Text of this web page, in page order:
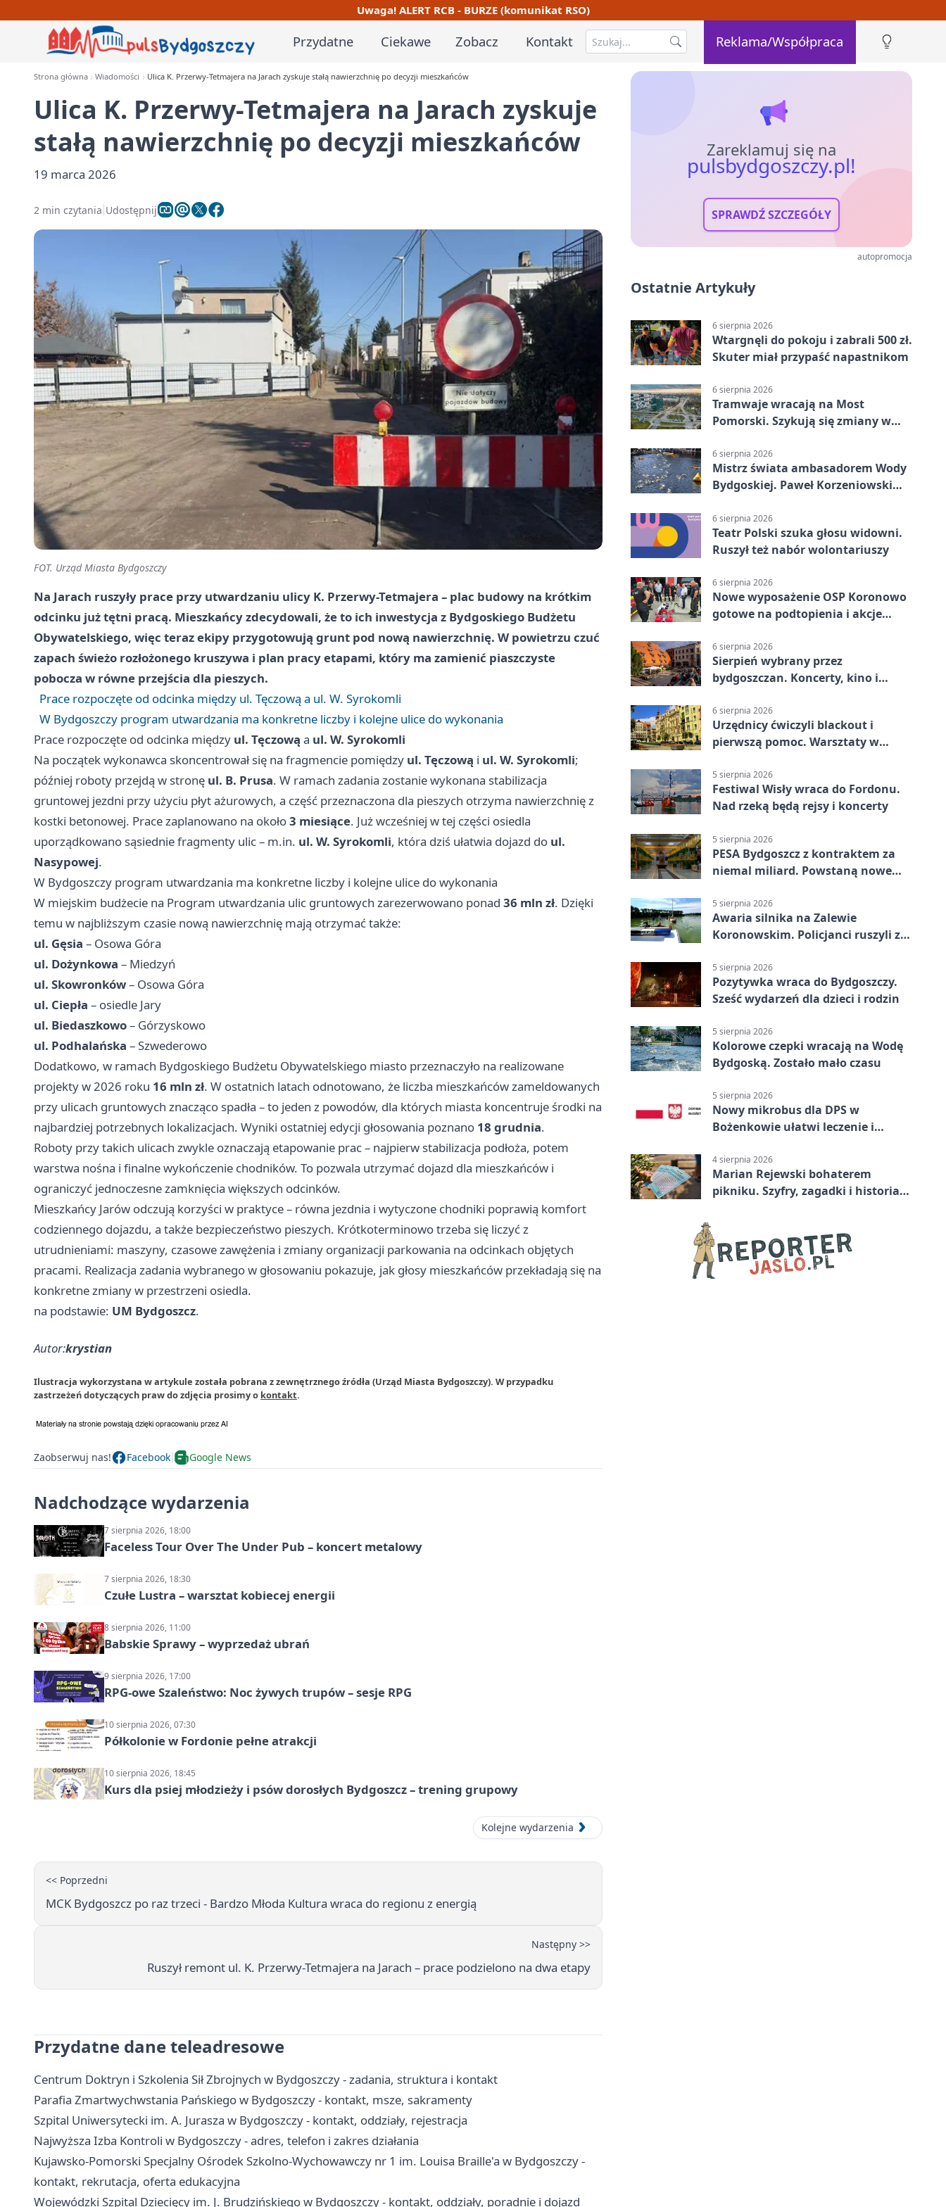
Uwaga! ALERT RCB - BURZE (komunikat RSO)
Przydatne Ciekawe Zobacz Kontakt Reklama/Współpraca
Strona główna Wiadomości Ulica K. Przerwy-Tetmajera na Jarach zyskuje stałą nawierzchnię po decyzji mieszkańców
Ulica K. Przerwy-Tetmajera na Jarach zyskuje
stałą nawierzchnię po decyzji mieszkańców
19 marca 2026
2 min czytania Udostępnij
FOT. Urząd Miasta Bydgoszczy
Na Jarach ruszyły prace przy utwardzaniu ulicy K. Przerwy-Tetmajera – plac budowy na krótkim
odcinku już tętni pracą. Mieszkańcy zdecydowali, że to ich inwestycja z Bydgoskiego Budżetu
Obywatelskiego, więc teraz ekipy przygotowują grunt pod nową nawierzchnię. W powietrzu czuć
zapach świeżo rozłożonego kruszywa i plan pracy etapami, który ma zamienić piaszczyste
pobocza w równe przejścia dla pieszych.
Prace rozpoczęte od odcinka między ul. Tęczową a ul. W. Syrokomli
W Bydgoszczy program utwardzania ma konkretne liczby i kolejne ulice do wykonania
Prace rozpoczęte od odcinka między ul. Tęczową a ul. W. Syrokomli
Na początek wykonawca skoncentrował się na fragmencie pomiędzy ul. Tęczową i ul. W. Syrokomli;
później roboty przejdą w stronę ul. B. Prusa. W ramach zadania zostanie wykonana stabilizacja
gruntowej jezdni przy użyciu płyt ażurowych, a część przeznaczona dla pieszych otrzyma nawierzchnię z
kostki betonowej. Prace zaplanowano na około3 miesiące. Już wcześniej w tej części osiedla
uporządkowano sąsiednie fragmenty ulic – m.in. ul. W. Syrokomli, która dziś ułatwia dojazd do ul.
Nasypowej.
W Bydgoszczy program utwardzania ma konkretne liczby i kolejne ulice do wykonania
W miejskim budżecie na Program utwardzania ulic gruntowych zarezerwowano ponad 36 mln zł. Dzięki
temu w najbliższym czasie nową nawierzchnię mają otrzymać także:
ul. Gęsia – Osowa Góra
ul. Dożynkowa – Miedzyń
ul. Skowronków– Osowa Góra
ul. Ciepła – osiedle Jary
ul. Biedaszkowo– Górzyskowo
ul. Podhalańska – Szwederowo
Dodatkowo, w ramach Bydgoskiego Budżetu Obywatelskiego miasto przeznaczyło na realizowane
projekty w 2026 roku 16 mln zł. W ostatnich latach odnotowano, że liczba mieszkańców zameldowanych
przy ulicach gruntowych znacząco spadła – to jeden z powodów, dla których miasta koncentruje środki na
najbardziej potrzebnych lokalizacjach. Wyniki ostatniej edycji głosowania poznano 18 grudnia.
Roboty przy takich ulicach zwykle oznaczają etapowanie prac – najpierw stabilizacja podłoża, potem
warstwa nośna i finalne wykończenie chodników. To pozwala utrzymać dojazd dla mieszkańców i
ograniczyć jednoczesne zamknięcia większych odcinków.
Mieszkańcy Jarów odczują korzyści w praktyce – równa jezdnia i wytyczone chodniki poprawią komfort
codziennego dojazdu, a także bezpieczeństwo pieszych. Krótkoterminowo trzeba się liczyć z
utrudnieniami: maszyny, czasowe zawężenia i zmiany organizacji parkowania na odcinkach objętych
pracami. Realizacja zadania wybranego w głosowaniu pokazuje, jak głosy mieszkańców przekładają się na
konkretne zmiany w przestrzeni osiedla.
na podstawie: UM Bydgoszcz.
Autor:krystian
Ilustracja wykorzystana w artykule została pobrana z zewnętrznego źródła (Urząd Miasta Bydgoszczy). W przypadku
zastrzeżeń dotyczących praw do zdjęcia prosimy o kontakt.
Zaobserwuj nas! Facebook Google News
Nadchodzące wydarzenia
7 sierpnia 2026, 18:00
Faceless Tour Over The Under Pub – koncert metalowy
7 sierpnia 2026, 18:30
Czułe Lustra – warsztat kobiecej energii
8 sierpnia 2026, 11:00
Babskie Sprawy – wyprzedaż ubrań
9 sierpnia 2026, 17:00
RPG-owe Szaleństwo: Noc żywych trupów – sesje RPG
10 sierpnia 2026, 07:30
Półkolonie w Fordonie pełne atrakcji
10 sierpnia 2026, 18:45
Kurs dla psiej młodzieży i psów dorosłych Bydgoszcz – trening grupowy
Kolejne wydarzenia
<< Poprzedni
MCK Bydgoszcz po raz trzeci - Bardzo Młoda Kultura wraca do regionu z energią
Następny >>
Ruszył remont ul. K. Przerwy-Tetmajera na Jarach – prace podzielono na dwa etapy
Przydatne dane teleadresowe
Centrum Doktryn i Szkolenia Sił Zbrojnych w Bydgoszczy - zadania, struktura i kontakt
Parafia Zmartwychwstania Pańskiego w Bydgoszczy - kontakt, msze, sakramenty
Szpital Uniwersytecki im. A. Jurasza w Bydgoszczy - kontakt, oddziały, rejestracja
Najwyższa Izba Kontroli w Bydgoszczy - adres, telefon i zakres działania
Kujawsko-Pomorski Specjalny Ośrodek Szkolno-Wychowawczy nr 1 im. Louisa Braille'a w Bydgoszczy -
kontakt, rekrutacja, oferta edukacyjna
Wojewódzki Szpital Dziecięcy im. J. Brudzińskiego w Bydgoszczy - kontakt, oddziały, poradnie i dojazd
Zareklamuj się na
pulsbydgoszczy.pl!
SPRAWDŹ SZCZEGÓŁY
autopromocja
Ostatnie Artykuły
6 sierpnia 2026
Wtargnęli do pokoju i zabrali 500 zł.
Skuter miał przypaść napastnikom
6 sierpnia 2026
Tramwaje wracają na Most
Pomorski. Szykują się zmiany w
6 sierpnia 2026
Mistrz świata ambasadorem Wody
Bydgoskiej. Paweł Korzeniowski
6 sierpnia 2026
Teatr Polski szuka głosu widowni.
Ruszył też nabór wolontariuszy
6 sierpnia 2026
Nowe wyposażenie OSP Koronowo
gotowe na podtopienia i akcje
6 sierpnia 2026
Sierpień wybrany przez
bydgoszczan. Koncerty, kino i
6 sierpnia 2026
Urzędnicy ćwiczyli blackout i
pierwszą pomoc. Warsztaty w
5 sierpnia 2026
Festiwal Wisły wraca do Fordonu.
Nad rzeką będą rejsy i koncerty
5 sierpnia 2026
PESA Bydgoszcz z kontraktem za
niemal miliard. Powstaną nowe
5 sierpnia 2026
Awaria silnika na Zalewie
Koronowskim. Policjanci ruszyli z
5 sierpnia 2026
Pozytywka wraca do Bydgoszczy.
Sześć wydarzeń dla dzieci i rodzin
5 sierpnia 2026
Kolorowe czepki wracają na Wodę
Bydgoską. Zostało mało czasu
5 sierpnia 2026
Nowy mikrobus dla DPS w
Bożenkowie ułatwi leczenie i
4 sierpnia 2026
Marian Rejewski bohaterem
pikniku. Szyfry, zagadki i historia